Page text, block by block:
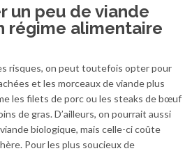
un peu de viande
régime alimentaire
risques, on peut toutefois opter pour
et les morceaux de viande plus
les filets de porc ou les steaks de bœuf
de gras. D’ailleurs, on pourrait aussi
biologique, mais celle-ci coûte
Pour les plus soucieux de